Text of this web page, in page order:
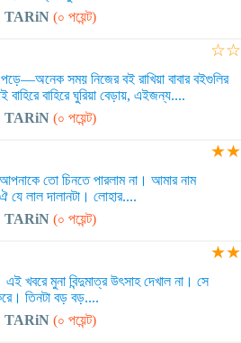
TARiN(০ পয়েন্ট)
সময় নিজের বই রাখিয়া বাবার বইগুলির
বাহিরে ঘুরিয়া বেড়ায়, এইজন্য....
TARiN(০ পয়েন্ট)
☆☆
তো চিনতে পারলাম না। আমার নাম
লাল দালানটা। লোহার....
TARiN(০ পয়েন্ট)
★★
খবরে মুনা বিন্দুমাত্র উৎসাহ দেখাল না। সে
তিনটা বড় বড়....
TARiN(০ পয়েন্ট)
★★